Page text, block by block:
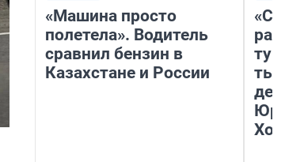
«Машина просто
полетела». Водитель
сравнил бензин в
Казахстане и России
день